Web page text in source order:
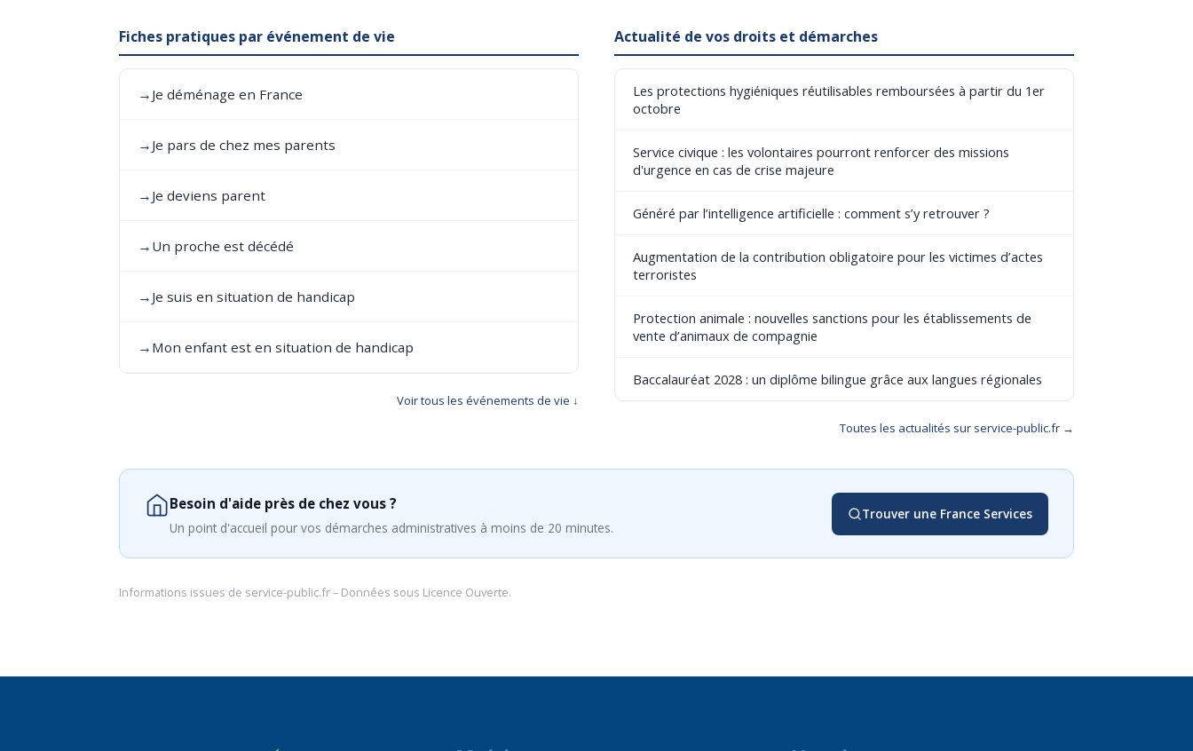
Fiches pratiques par événement de vie
→ Je déménage en France
→ Je pars de chez mes parents
→ Je deviens parent
→ Un proche est décédé
→ Je suis en situation de handicap
→ Mon enfant est en situation de handicap
Voir tous les événements de vie ↓
Actualité de vos droits et démarches
Les protections hygiéniques réutilisables remboursées à partir du 1er
octobre
Service civique : les volontaires pourront renforcer des missions
d'urgence en cas de crise majeure
Généré par l’intelligence artificielle : comment s’y retrouver ?
Augmentation de la contribution obligatoire pour les victimes d’actes
terroristes
Protection animale : nouvelles sanctions pour les établissements de
vente d’animaux de compagnie
Baccalauréat 2028 : un diplôme bilingue grâce aux langues régionales
Toutes les actualités sur service-public.fr →
Besoin d'aide près de chez vous ?
Un point d'accueil pour vos démarches administratives à moins de 20 minutes.
Trouver une France Services
Informations issues de service-public.fr– Données sous Licence Ouverte.